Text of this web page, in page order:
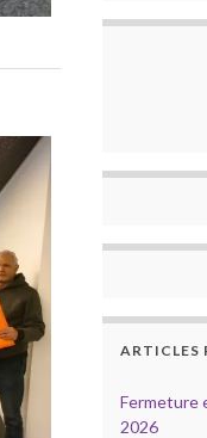
ARTICLES
Fermeture
2026